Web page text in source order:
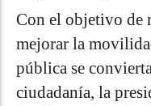
Con el objetivo de
mejorar la
pública se
ciudadanía, la